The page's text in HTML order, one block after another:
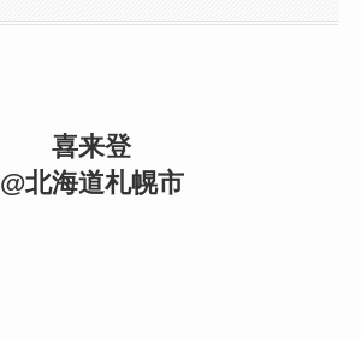
喜来登
@北海道札幌市